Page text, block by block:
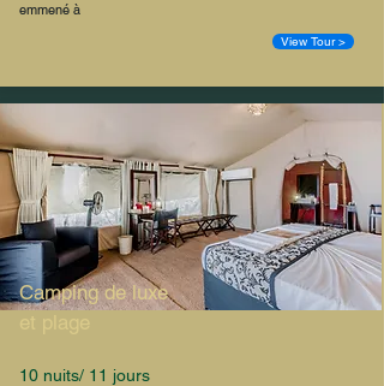
emmené à
View Tour >
Camping de luxe
et plage
10 nuits/ 11 jours